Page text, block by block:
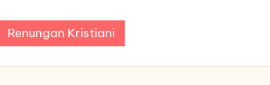
Renungan Kristiani